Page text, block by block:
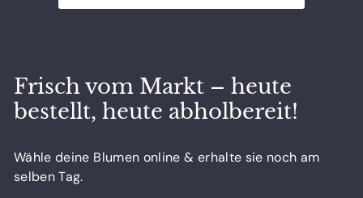
Frisch vom Markt – heute
bestellt, heute abholbereit!
Wähle deine Blumen online & erhalte sie noch am
selben Tag.